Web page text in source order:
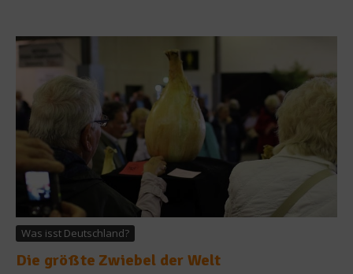
Was isst Deutschland?
Die größte Zwiebel der Welt